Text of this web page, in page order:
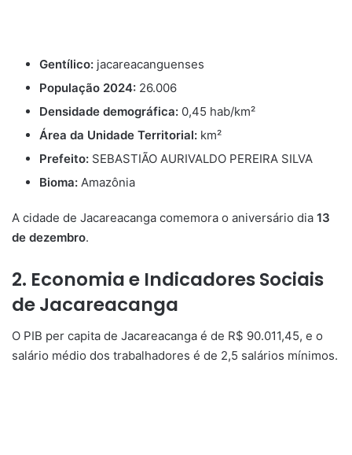
Gentílico: jacareacanguenses
População 2024: 26.006
Densidade demográfica: 0,45 hab/km²
Área da Unidade Territorial: km²
Prefeito: SEBASTIÃO AURIVALDO PEREIRA SILVA
Bioma: Amazônia
A cidade de Jacareacanga comemora o aniversário dia 13
de dezembro.
2. Economia e Indicadores Sociais
de Jacareacanga
O PIB per capita de Jacareacanga é de R$ 90.011,45, e o
salário médio dos trabalhadores é de 2,5 salários mínimos.